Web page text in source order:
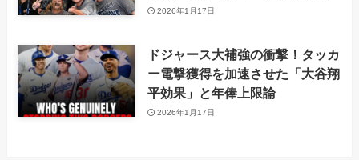
2026年1月17日
ドジャース大補強の衝撃！タッカ
ー電撃獲得を加速させた「大谷翔
平効果」と年俸上限論
2026年1月17日